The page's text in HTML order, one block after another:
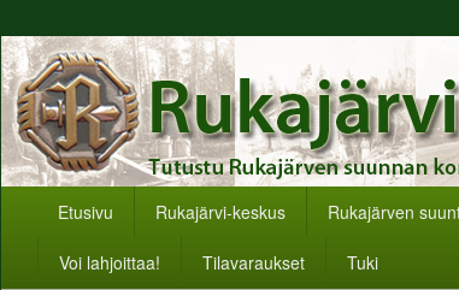
Rukajärvikeskus
PäävalikkoEtusivu Rukajärvi-keskus Rukajärven
Voi lahjoittaa! Tilavaraukset Tuki